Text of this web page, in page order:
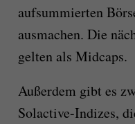
aufsummierten
ausmachen. Die
gelten als Midcaps.
Außerdem gibt es
Solactive-Indizes,